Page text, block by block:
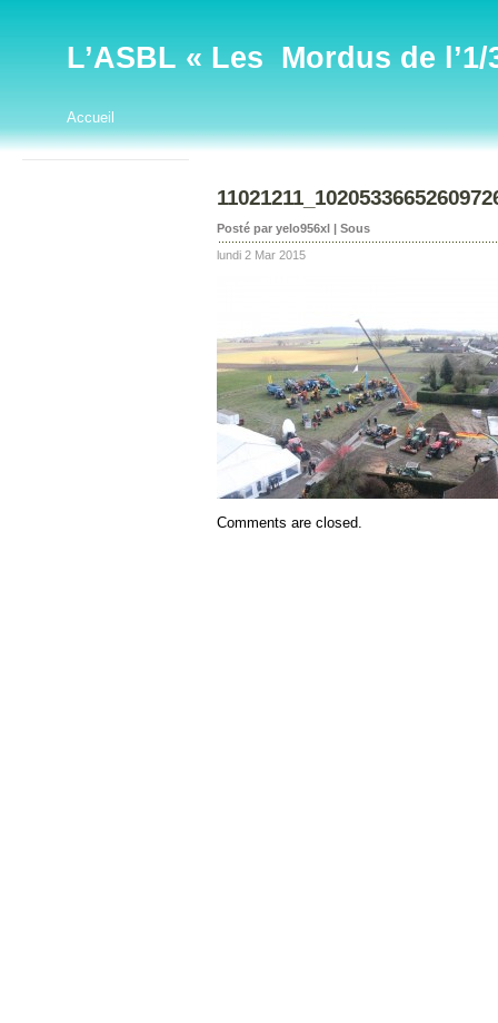
L’ASBL « Les Mordus de l’1/
Accueil
Posté par yelo956xl | Sous
lundi 2 Mar 2015
Comments are closed.